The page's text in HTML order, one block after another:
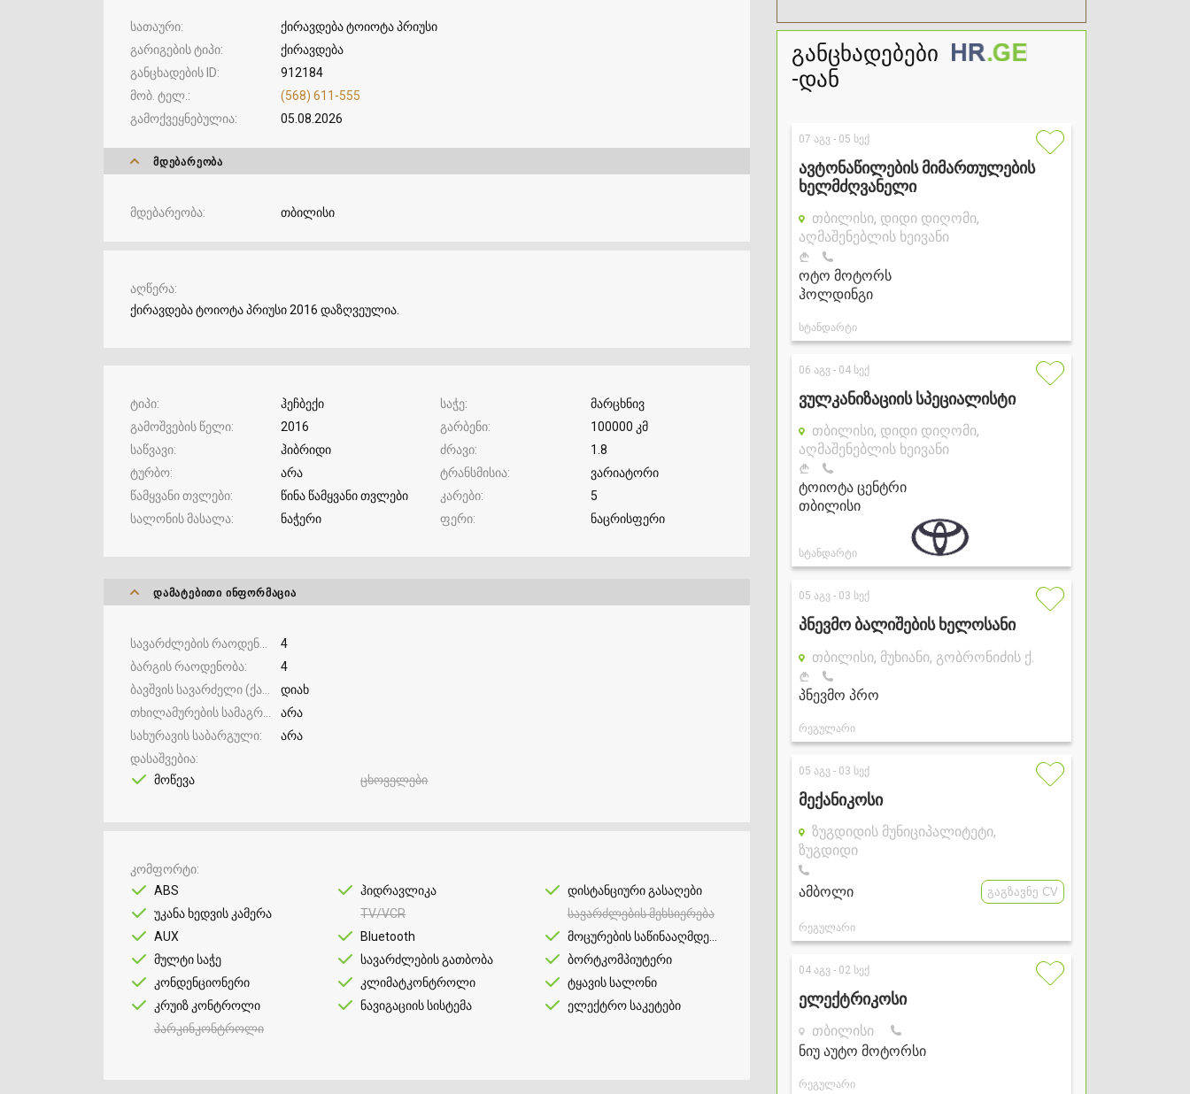
სათაური
ქირავდება ტოიოტა პრიუსი
გარიგების ტიპი
ქირავდება
განცხადების ID
912184
მობ. ტელ.
(568) 611-555
გამოქვეყნებულია
05.08.2026
ᲛᲓᲔᲑᲐᲠᲔᲝᲑᲐ
მდებარეობა თბილისი
აღწერა
ქირავდება ტოიოტა პრიუსი 2016 დაზღვეულია.
ტიპი ჰეჩბექი საჭე
მარცხნივ
გამოშვების წელი
2016 გარბენი
100000 კმ
საწვავი
ჰიბრიდი ძრავი
1.8
ტურბო
არა ტრანსმისია
ვარიატორი
წამყვანი თვლები
წინა წამყვანი თვლები კარები
5
სალონის მასალა
ნაჭერი ფერი ნაცრისფერი
ᲓᲐᲛᲐᲢᲔᲑᲘᲗᲘ ᲘᲜᲤᲝᲠᲛᲐᲪᲘᲐ
4
ბარგის რაოდენობა
4
დიახ
არა
სახურავის საბარგული
არა
დასაშვებია
მოწევა
ცხოველები
კომფორტი
ABS
ჰიდრავლიკა
დისტანციური გასაღები
უკანა ხედვის კამერა
TV/VCR
სავარძლების მეხსიერება
AUX
Bluetooth
მოცურების საწინააღმდეგო
მულტი საჭე
სავარძლების გათბობა
ბორტკომპიუტერი
კონდენციონერი
კლიმატკონტროლი
ტყავის სალონი
კრუიზ კონტროლი
ნავიგაციის სისტემა
ელექტრო საკეტები
პარკინკონტროლი